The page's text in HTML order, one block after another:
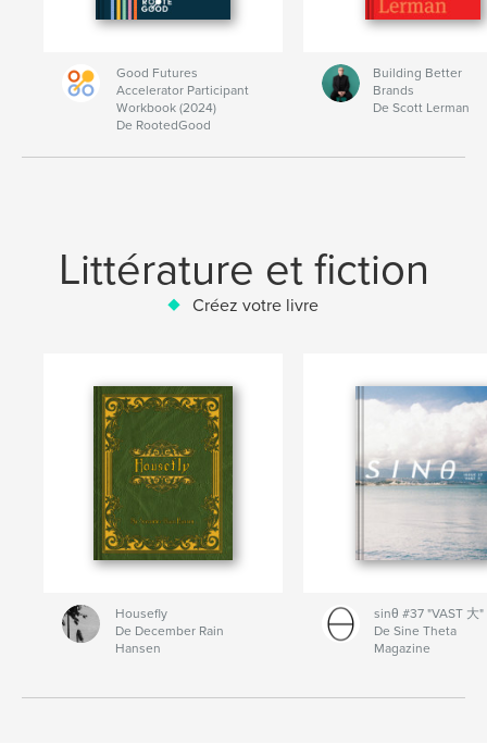
Good Futures
Accelerator Participant
Workbook (2024)
De RootedGood
Building Better
Brands
De Scott Lerman
Littérature et fiction
Créez votre livre
Housefly
De December Rain
Hansen
sinθ #37 "VAST 大"
De Sine Theta
Magazine